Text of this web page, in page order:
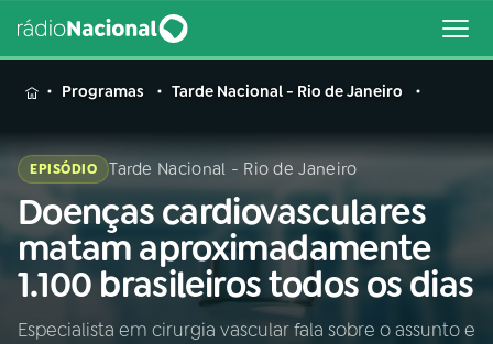
MENU
Buscar
na
Rádio
Nacional
Buscar
AO VIVO
Programas Tarde Nacional - Rio de Janeiro
EPISÓDIO Tarde Nacional - Rio de Janeiro
Doenças cardiovasculares
matam aproximadamente
1.100 brasileiros todos os dias
Especialista em cirurgia vascular fala sobre o assunto e